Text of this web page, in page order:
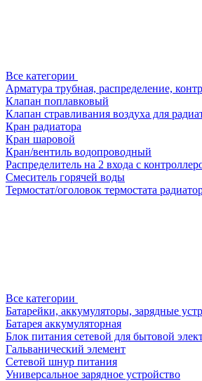
Все категории
Арматура трубная, распределение,
Клапан поплавковый
Клапан стравливания воздуха для
Кран радиатора
Кран шаровой
Кран/вентиль водопроводный
Распределитель на 2 входа с
Смеситель горячей воды
Термостат/оголовок термостата
Все категории
Батарейки, аккумуляторы, зарядные
Батарея аккумуляторная
Блок питания сетевой для бытовой
Гальванический элемент
Сетевой шнур питания
Универсальное зарядное устройство